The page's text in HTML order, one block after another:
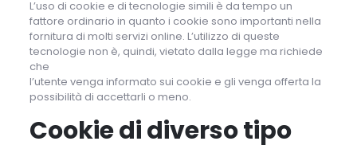
L’uso di cookie e di tecnologie simili è da tempo un
fattore ordinario in quanto i cookie sono importanti nella
fornitura di molti servizi online. L’utilizzo di queste
tecnologie non è, quindi, vietato dalla legge ma richiede
che
l’utente venga informato sui cookie e gli venga offerta la
possibilità di accettarli o meno.
Cookie di diverso tipo